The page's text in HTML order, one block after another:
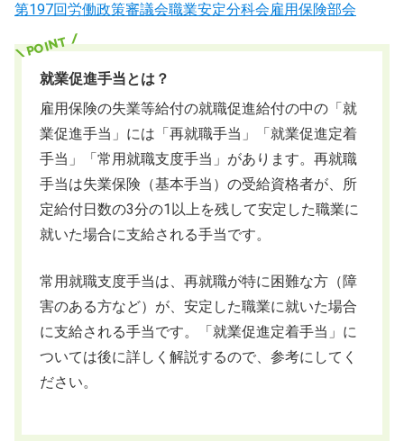
第197回労働政策審議会職業安定分科会雇用保険部会
就業促進手当とは？
雇用保険の失業等給付の就職促進給付の中の「就
業促進手当」には「再就職手当」「就業促進定着
手当」「常用就職支度手当」があります。再就職
手当は失業保険（基本手当）の受給資格者が、所
定給付日数の3分の1以上を残して安定した職業に
就いた場合に支給される手当です。
常用就職支度手当は、再就職が特に困難な方（障
害のある方など）が、安定した職業に就いた場合
に支給される手当です。「就業促進定着手当」に
ついては後に詳しく解説するので、参考にしてく
ださい。